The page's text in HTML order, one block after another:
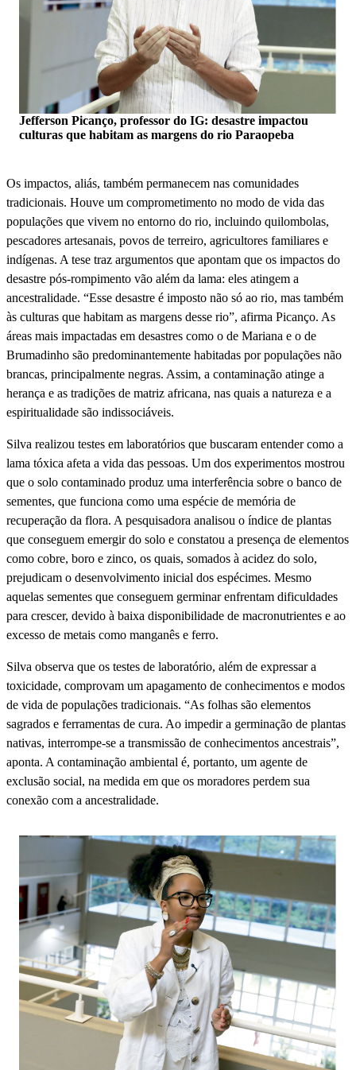
Jefferson Picanço, professor do IG: desastre impactou
culturas que habitam as margens do rio Paraopeba
Os impactos, aliás, também permanecem nas comunidades
tradicionais. Houve um comprometimento no modo de vida das
populações que vivem no entorno do rio, incluindo quilombolas,
pescadores artesanais, povos de terreiro, agricultores familiares e
indígenas. A tese traz argumentos que apontam que os impactos do
desastre pós-rompimento vão além da lama: eles atingem a
ancestralidade. “Esse desastre é imposto não só ao rio, mas também
às culturas que habitam as margens desse rio”, afirma Picanço. As
áreas mais impactadas em desastres como o de Mariana e o de
Brumadinho são predominantemente habitadas por populações não
brancas, principalmente negras. Assim, a contaminação atinge a
herança e as tradições de matriz africana, nas quais a natureza e a
espiritualidade são indissociáveis.
Silva realizou testes em laboratórios que buscaram entender como a
lama tóxica afeta a vida das pessoas. Um dos experimentos mostrou
que o solo contaminado produz uma interferência sobre o banco de
sementes, que funciona como uma espécie de memória de
recuperação da flora. A pesquisadora analisou o índice de plantas
que conseguem emergir do solo e constatou a presença de elementos
como cobre, boro e zinco, os quais, somados à acidez do solo,
prejudicam o desenvolvimento inicial dos espécimes. Mesmo
aquelas sementes que conseguem germinar enfrentam dificuldades
para crescer, devido à baixa disponibilidade de macronutrientes e ao
excesso de metais como manganês e ferro.
Silva observa que os testes de laboratório, além de expressar a
toxicidade, comprovam um apagamento de conhecimentos e modos
de vida de populações tradicionais. “As folhas são elementos
sagrados e ferramentas de cura. Ao impedir a germinação de plantas
nativas, interrompe-se a transmissão de conhecimentos ancestrais”,
aponta. A contaminação ambiental é, portanto, um agente de
exclusão social, na medida em que os moradores perdem sua
conexão com a ancestralidade.